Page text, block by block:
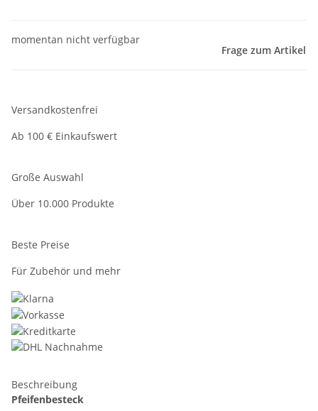
momentan nicht verfügbar
Frage zum Artikel
Versandkostenfrei
Ab 100 € Einkaufswert
Große Auswahl
Über 10.000 Produkte
Beste Preise
Für Zubehör und mehr
Beschreibung
Pfeifenbesteck